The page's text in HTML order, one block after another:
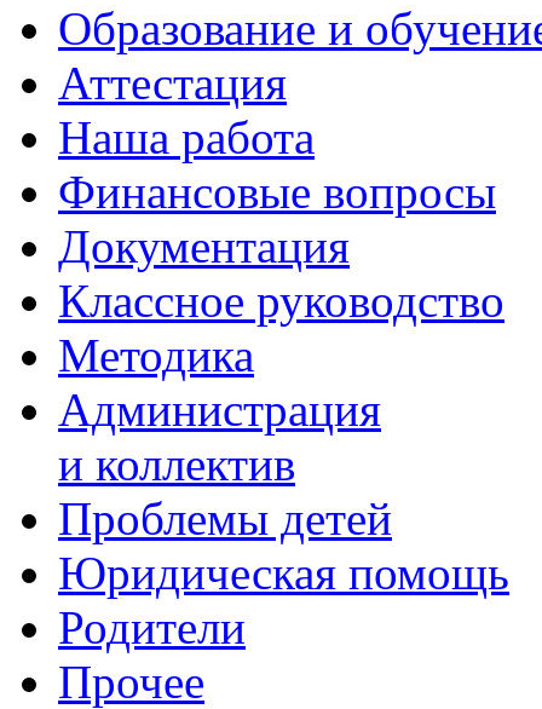
Образование и
Аттестация
Наша работа
Финансовые вопросы
Документация
Классное руководство
Методика
Администрация
и коллектив
Проблемы детей
Юридическая помощь
Родители
Прочее